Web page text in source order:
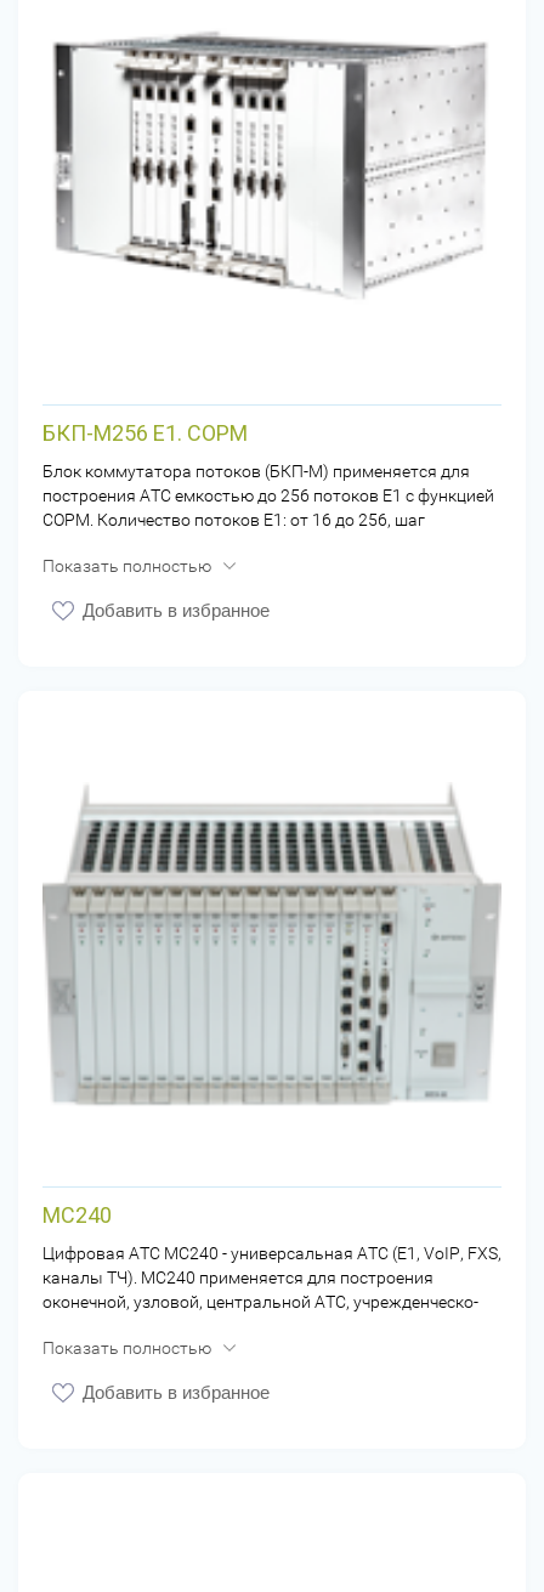
БКП-М256 E1. СОРМ
Блок коммутатора потоков (БКП-М) применяется для
построения АТС емкостью до 256 потоков Е1 с функцией
СОРМ. Количество потоков Е1: от 16 до 256, шаг
Е1
Показать полностью
Добавить в избранное
МС240
Цифровая АТС МС240 - универсальная АТС (E1, VoIP, FXS,
каналы ТЧ). МС240 применяется для построения
оконечной, узловой, центральной АТС, учрежденческо-
Показать полностью
Добавить в избранное